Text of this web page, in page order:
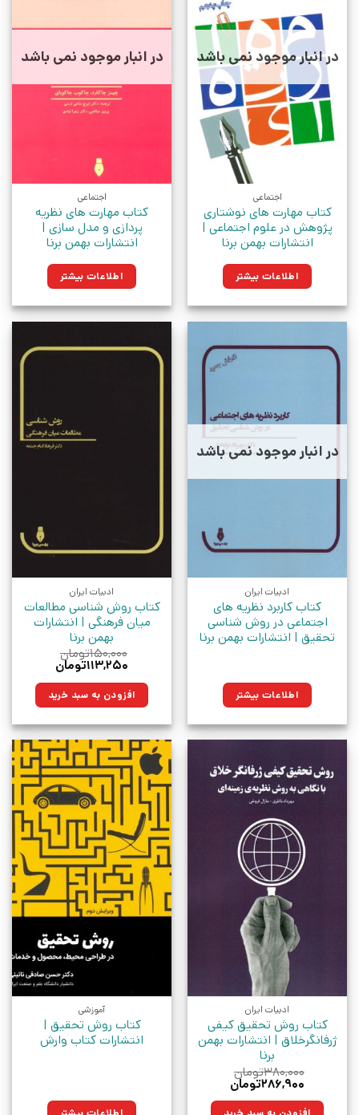
در انبار موجود نمی باشد
اجتماعی
کتاب مهارت های نوشتاری
پژوهش در علوم اجتماعی |
انتشارات بهمن برنا
اطلاعات بیشتر
در انبار موجود نمی باشد
اجتماعی
کتاب مهارت های نظریه
پردازی و مدل سازی |
انتشارات بهمن برنا
اطلاعات بیشتر
در انبار موجود نمی باشد
ادبیات ایران
کتاب کاربرد نظریه های
اجتماعی در روش شناسی
تحقیق | انتشارات بهمن برنا
اطلاعات بیشتر
ادبیات ایران
کتاب روش شناسی مطالعات
میان فرهنگی | انتشارات
بهمن برنا
۱۵۰,۰۰۰تومان
قیمت
۱۵۰,۰۰۰تومان
بود.
۱۱۳,۲۵۰تومان
۱۱۳,۲۵۰تومان.افزودن به سبد خرید
ادبیات ایران
کتاب روش تحقیق کیفی
ژرفانگرخلاق | انتشارات بهمن
برنا
۳۸۰,۰۰۰تومان
قیمت
۳۸۰,۰۰۰تومان
۲۸۶,۹۰۰تومان
۲۸۶,۹۰۰تومان.
آموزشی
کتاب روش تحقیق |
انتشارات کتاب وارش